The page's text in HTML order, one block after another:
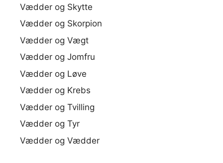
Vædder og Skytte
Vædder og Skorpion
Vædder og Vægt
Vædder og Jomfru
Vædder og Løve
Vædder og Krebs
Vædder og Tvilling
Vædder og Tyr
Vædder og Vædder